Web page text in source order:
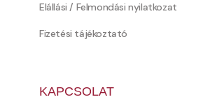
Elállási / Felmondási nyilatkozat
Fizetési tájékoztató
KAPCSOLAT